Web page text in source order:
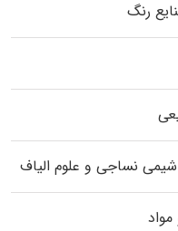
رنگ
نساجی و علوم الیاف